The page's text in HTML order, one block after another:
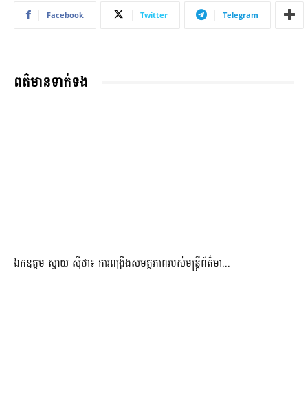
Facebook Twitter Telegram
ពត៌មានទាក់ទង
ឯកឧត្តម ស្វាយ ស៊ីថា៖ ការពង្រឹងសមត្ថភាពរបស់មន្ត្រីព័ត៌មា...